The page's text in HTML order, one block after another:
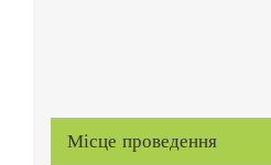
Місце проведення